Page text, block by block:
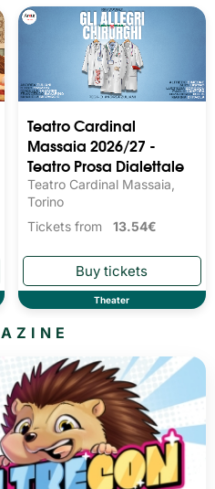
Teatro Cardinal
Massaia 2026/27 -
Teatro Prosa Dialettale
Teatro Cardinal Massaia,
Torino
Tickets from 13.54€
Theater